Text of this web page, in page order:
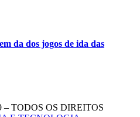
da dos jogos de ida das
TODOS OS DIREITOS